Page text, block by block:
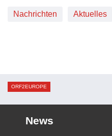
Nachrichten Aktuelles
ORF2EUROPE
News